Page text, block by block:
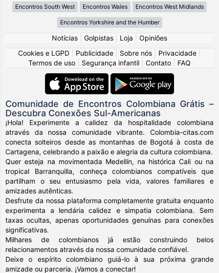
Encontros South West Encontros Wales Encontros West Midlands
Encontros Yorkshire and the Humber
Notícias Golpistas Loja
Opiniões
Cookies e LGPD
Publicidade Sobre nós Privacidade
Termos de uso
Segurança infantil Contato FAQ
Comunidade de Encontros Colombiana Grátis –
Descubra Conexões Sul-Americanas
¡Hola! Experimente a calidez da hospitalidade colombiana
através da nossa comunidade vibrante. Colombia-citas.com
conecta solteiros desde as montanhas de Bogotá à costa de
Cartagena, celebrando a paixão e alegria da cultura colombiana.
Quer esteja na movimentada Medellín, na histórica Cali ou na
tropical Barranquilla, conheça colombianos compatíveis que
partilham o seu entusiasmo pela vida, valores familiares e
amizades autênticas.
Desfrute da nossa plataforma completamente gratuita enquanto
experimenta a lendária calidez e simpatia colombiana. Sem
taxas ocultas, apenas oportunidades genuínas para conexões
significativas.
Milhares de colombianos já estão construindo belos
relacionamentos através da nossa comunidade confiável.
Deixe o espírito colombiano guiá-lo à sua próxima grande
amizade ou parceria. ¡Vamos a conectar!